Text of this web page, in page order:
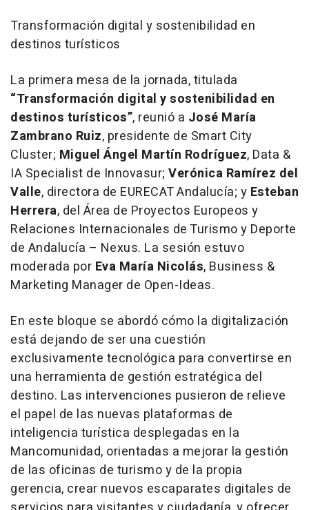
Transformación digital y sostenibilidad en
destinos turísticos
La primera mesa de la jornada, titulada
“Transformación digital y sostenibilidad en
destinos turísticos”, reunió a José María
Zambrano Ruiz, presidente de Smart City
Cluster; Miguel Ángel Martín Rodríguez, Data &
IA Specialist de Innovasur; Verónica Ramírez del
Valle, directora de EURECAT Andalucía; y Esteban
Herrera, del Área de Proyectos Europeos y
Relaciones Internacionales de Turismo y Deporte
de Andalucía – Nexus. La sesión estuvo
moderada por Eva María Nicolás, Business &
Marketing Manager de Open-Ideas.
En este bloque se abordó cómo la digitalización
está dejando de ser una cuestión
exclusivamente tecnológica para convertirse en
una herramienta de gestión estratégica del
destino. Las intervenciones pusieron de relieve
el papel de las nuevas plataformas de
inteligencia turística desplegadas en la
Mancomunidad, orientadas a mejorar la gestión
de las oficinas de turismo y de la propia
gerencia, crear nuevos escaparates digitales de